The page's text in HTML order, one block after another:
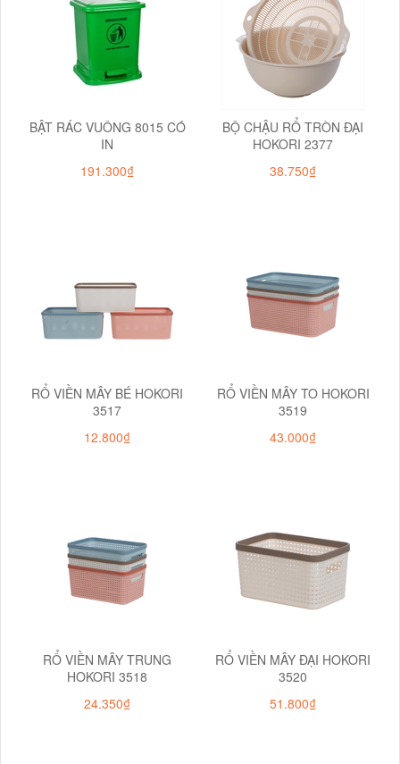
BẬT RÁC VUÔNG 8015 CÓ
IN
191.300₫
BỘ CHẬU RỔ TRÒN ĐẠI
HOKORI 2377
38.750₫
RỔ VIỀN MÂY BÉ HOKORI
3517
12.800₫
RỔ VIỀN MÂY TO HOKORI
3519
43.000₫
RỔ VIỀN MÂY TRUNG
HOKORI 3518
24.350₫
RỔ VIỀN MÂY ĐẠI HOKORI
3520
51.800₫